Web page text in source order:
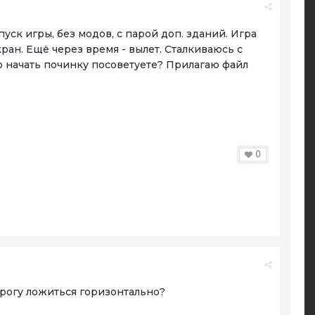
игры, без модов, с парой доп. зданий. Игра
Ещё через время - вылет. Сталкиваюсь с
починку посоветуете? Прилагаю файл
0
ложиться горизонтально?